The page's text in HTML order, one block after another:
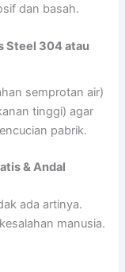
dan basah.
Steel 304 atau
semprotan air)
tinggi) agar
pabrik.
& Andal
ada artinya.
manusia.